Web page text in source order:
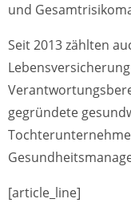
und
Seit 2013 zählten
gegründete
[article_line]